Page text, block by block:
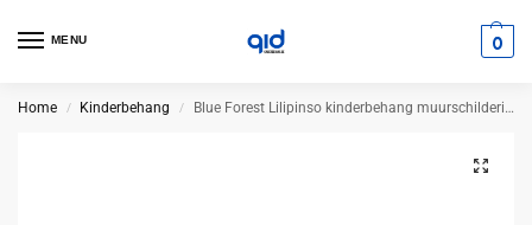
MENU 0
Home / Kinderbehang / Blue Forest Lilipinso kinderbehang muurschildering 200 x 248 cm